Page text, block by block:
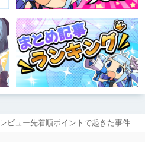
レビュー先着順ポイントで起きた事件